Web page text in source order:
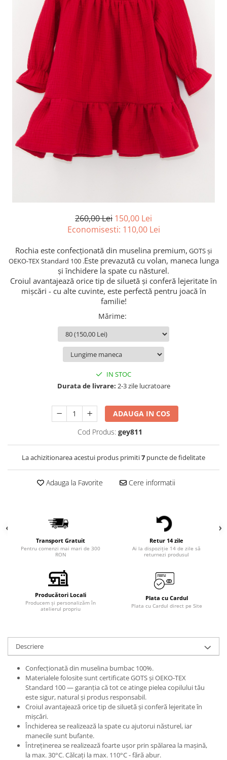
260,00 Lei 150,00 Lei
Economisesti: 110,00 Lei
Rochia este confecționată din muselina premium, GOTS și
OEKO-TEX Standard 100 .Este prevazută cu volan, maneca lunga
și închidere la spate cu năsturel.
Croiul avantajează orice tip de siluetă şi conferă lejeritate în
mişcări - cu alte cuvinte, este perfectă pentru joacă în
familie!
Mărime:
IN STOC
Durata de livrare: 2-3 zile lucratoare
ADAUGA IN COS
Cod Produs: gey811
La achizitionarea acestui produs primiti7 puncte de fidelitate
Adauga la Favorite Cere informatii
Transport Gratuit
Pentru comenzi mai mari de 300
RON
Retur 14 zile
Ai la dispoziție 14 de zile să
returnezi produsul
Producători Locali
Producem și personalizăm în
atelierul propriu
Plata cu Cardul
Plata cu Cardul direct pe Site
Descriere
Confecționată din muselina bumbac 100%.
Materialele folosite sunt certificate GOTS și OEKO-TEX
Standard 100 — garanția că tot ce atinge pielea copilului tău
este sigur, natural și produs responsabil.
Croiul avantajează orice tip de siluetă şi conferă lejeritate în
mişcări.
Închiderea se realizează la spate cu ajutorui năsturel, iar
manecile sunt bufante.
Întreținerea se realizează foarte ușor prin spălarea la mașină,
la max. 30°C. Călcaţi la max. 110°C - fără abur.